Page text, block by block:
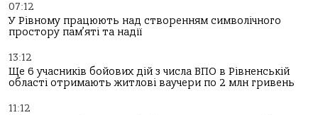
07:12
У Рівному працюють над створенням символічного
простору пам’яті та надії
13:12
Ще 6 учасників бойових дій з числа ВПО в Рівненській
області отримають житлові ваучери по 2 млн гривень
11:12